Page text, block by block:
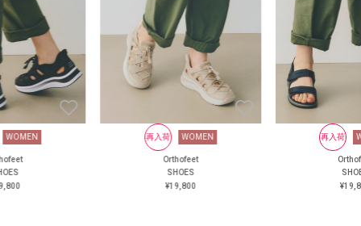
WOMEN 再入荷 WOMEN
Orthofeet
SHOES
¥19,800
再入荷